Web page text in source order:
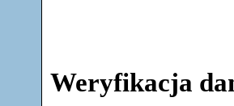
Weryfikacja